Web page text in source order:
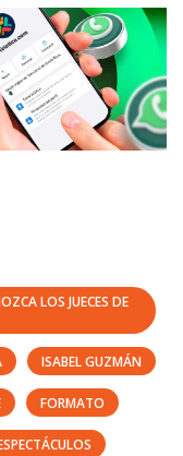
LOS JUECES DE
ISABEL GUZMÁN
FORMATO